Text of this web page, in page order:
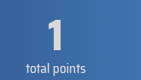
1
total points